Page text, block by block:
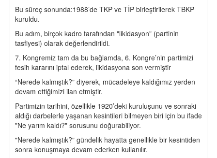
Bu süreç sonunda:1988’de TKP ve TİP birleştirilerek TBKP
kuruldu.
Bu adım, birçok kadro tarafından "likidasyon" (partinin
tasfiyesi) olarak değerlendirildi.
7. Kongremiz tam da bu bağlamda, 6. Kongre’nin partimizi
fesih kararını iptal ederek, likidasyona son vermiştir
“Nerede kalmıştık?" diyerek, mücadeleye kaldığımız yerden
devam ettiğimizi ilan etmiştir.
Partimizin tarihini, özellikle 1920’deki kuruluşunu ve sonraki
aldığı darbelerle yaşanan kesintileri bilmeyen biri için bu ifade
"Ne yarım kaldı?" sorusunu doğurabiliyor.
"Nerede kalmıştık?" gündelik hayatta genellikle bir kesintiden
sonra konuşmaya devam ederken kullanılır.